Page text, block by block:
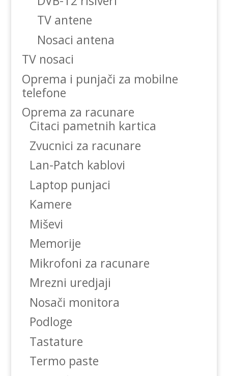
TV antene
Nosaci antena
TV nosaci
Oprema i punjači za mobilne
telefone
Oprema za racunare
Citaci pametnih kartica
Zvucnici za racunare
Lan-Patch kablovi
Laptop punjaci
Kamere
Miševi
Memorije
Mikrofoni za racunare
Mrezni uredjaji
Nosači monitora
Podloge
Tastature
Termo paste